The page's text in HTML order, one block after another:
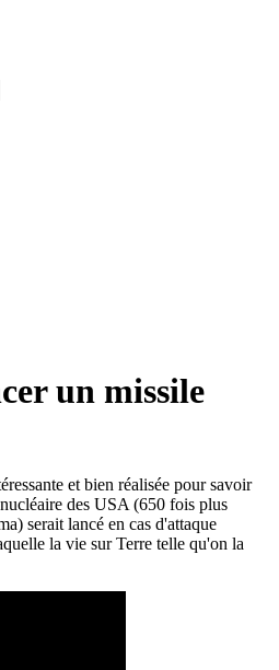
un missile
et bien réalisée pour savoir
des USA (650 fois plus
serait lancé en cas d'attaque
la vie sur Terre telle qu'on la